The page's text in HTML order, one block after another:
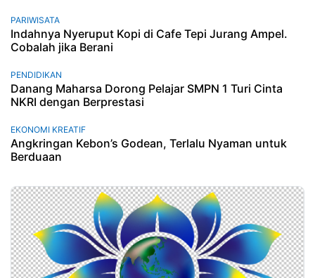
PARIWISATA
Indahnya Nyeruput Kopi di Cafe Tepi Jurang Ampel.
Cobalah jika Berani
PENDIDIKAN
Danang Maharsa Dorong Pelajar SMPN 1 Turi Cinta
NKRI dengan Berprestasi
EKONOMI KREATIF
Angkringan Kebon’s Godean, Terlalu Nyaman untuk
Berduaan